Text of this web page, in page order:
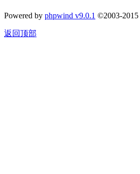
Powered by phpwind v9.0.1 ©2003-2015
返回顶部